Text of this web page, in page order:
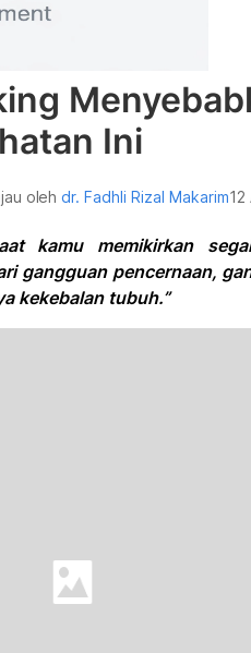
Ini
olehdr. Fadhli Rizal Makarim12
kamu memikirkan
gangguan pencernaan,
kekebalan tubuh.”